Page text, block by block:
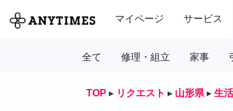
マイページ サービス
全て 修理・組立 家事
TOP ▸ リクエスト ▸ 山形県 ▸ 生